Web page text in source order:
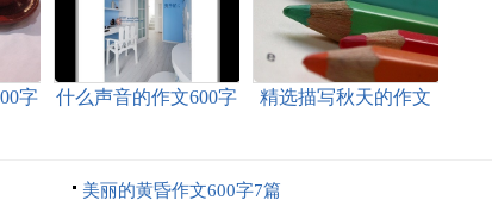
字
什么声音的作文600字
精选描写秋天的作文
美丽的黄昏作文600字7篇